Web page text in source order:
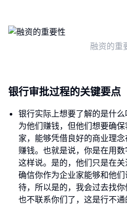
融资的重
银行审批过程的关键要点
银行实际上想要了解的是什
为他们赚钱，但他们想要确
家，能够凭借良好的商业理
赚钱。也就是说，你是在用
这样说。是的，他们只是在
确信你作为企业家能够和他
待，所以是的，我会过去找
也不联系你们了，这是行不